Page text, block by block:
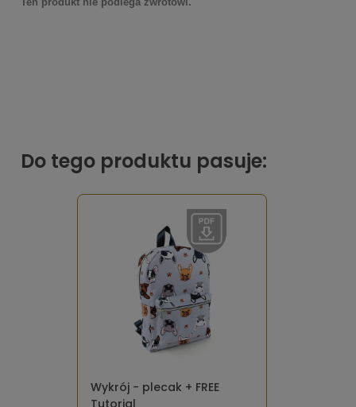
Do tego produktu pasuje:
Wykrój - plecak + FREE